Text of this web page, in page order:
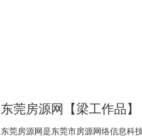
东莞房源网【梁工作品】
东莞房源网是东莞市房源网络信息科